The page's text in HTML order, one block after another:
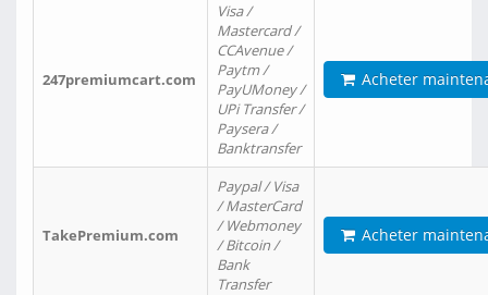
247premiumcart.com
Visa /
Mastercard /
CCAvenue /
Paytm /
PayUMoney /
UPi Transfer /
Paysera /
Banktransfer
Acheter
TakePremium.com
Paypal / Visa
/ MasterCard
/ Webmoney
/ Bitcoin /
Bank
Transfer
Acheter